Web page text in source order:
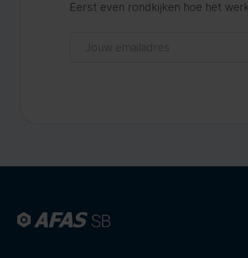
Eerst even rondkijken hoe het